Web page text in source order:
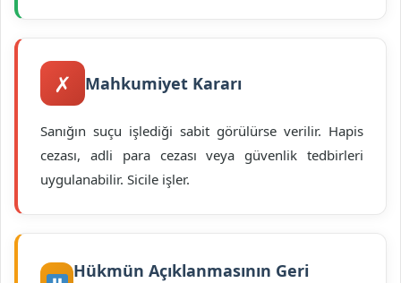
✗ Mahkumiyet Kararı
Sanığın suçu işlediği sabit görülürse verilir. Hapis
cezası, adli para cezası veya güvenlik tedbirleri
uygulanabilir. Sicile işler.
Hükmün Açıklanmasının Geri